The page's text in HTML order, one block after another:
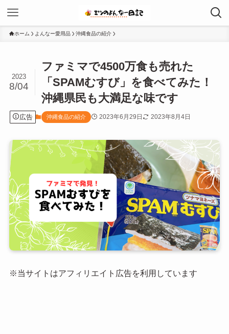
ホーム よんなー愛用品 沖縄食品の紹介
ファミマで4500万食も売れた
「SPAMむすび」を食べてみた！
沖縄県民も大満足な味です
2023
8/04
広告 沖縄食品の紹介 2023年6月29日 2023年8月4日
※当サイトはアフィリエイト広告を利用しています